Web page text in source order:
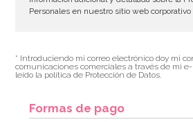
Personales en nuestro sitio web corporativo
* Introduciendo mi correo electrónico doy mi
comunicaciones comerciales a través de mi
leído la política de Protección de Datos.
Formas de pago